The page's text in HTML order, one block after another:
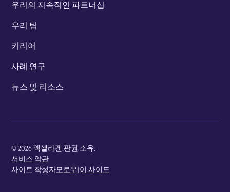
우리의 지속적인 파트너십
우리 팀
커리어
사례 연구
뉴스 및 리소스
©2026 액셀라겐.판권 소유.
서비스 약관
사이트 작성자모로우 이 사이드